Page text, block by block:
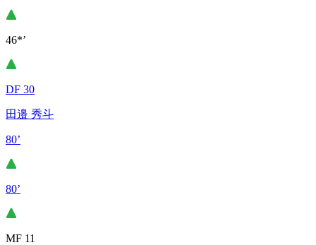
46*’
DF 30
田邉 秀斗
80’
80’
MF 11